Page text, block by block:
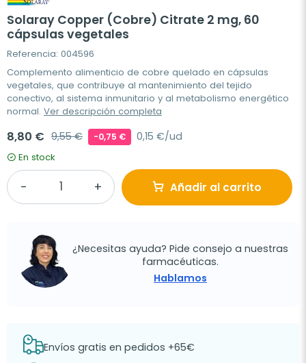
Solaray Copper (Cobre) Citrate 2 mg, 60
cápsulas vegetales
Referencia: 004596
Complemento alimenticio de cobre quelado en cápsulas
vegetales, que contribuye al mantenimiento del tejido
conectivo, al sistema inmunitario y al metabolismo energético
normal. Ver descripción completa
8,80 € 9,55 € -0,75 € 0,15 €/ud
En stock
Añadir al carrito
¿Necesitas ayuda? Pide consejo a nuestras
farmacéuticas.
Hablamos
Envíos gratis en pedidos +65€